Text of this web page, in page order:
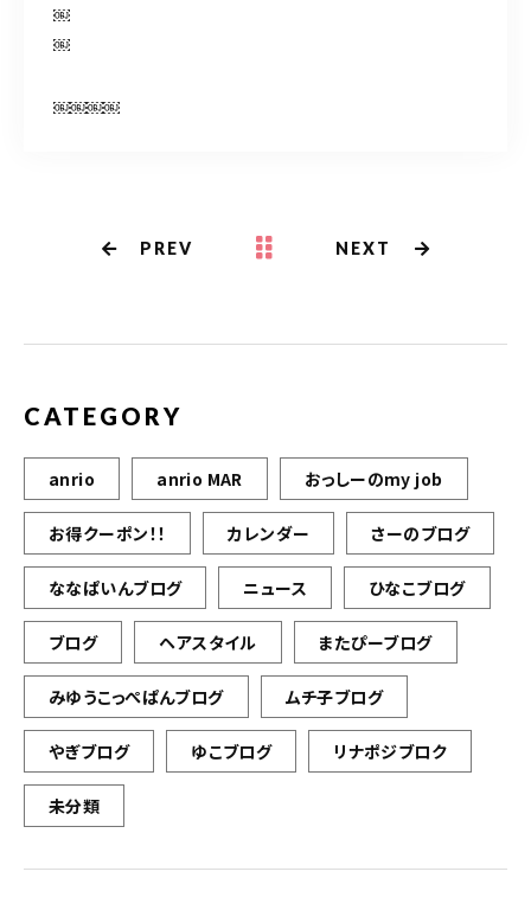
￼
￼
￼￼￼￼
PREV NEXT
CATEGORY
anrio anrio MAR おっしーのmy job
お得クーポン！！ カレンダー さーのブログ
ななぱいんブログ ニュース ひなこブログ
ブログ ヘアスタイル またぴーブログ
みゆうこっぺぱんブログ ムチ子ブログ
やぎブログ ゆこブログ リナポジブロク
未分類